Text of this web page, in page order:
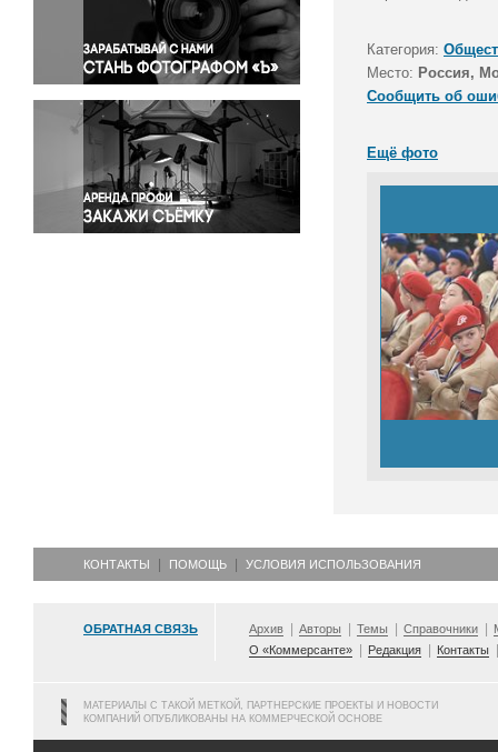
Правосудие
Происшествия и конфликты
Религия
Светская жизнь
Спорт
Экология
Экономика и бизнес
Категория:
Место: Россия,
Сообщить об
Ещё фото
КОНТАКТЫ ПОМОЩЬ УСЛОВИЯ ИСПОЛЬЗОВАНИЯ
ОБРАТНАЯ СВЯЗЬ Архив Авторы Темы Справочники
О «Коммерсанте»
Редакция Контакты
МАТЕРИАЛЫ С ТАКОЙ МЕТКОЙ, ПАРТНЕРСКИЕ ПРОЕКТЫ И НОВОСТИ
КОМПАНИЙ ОПУБЛИКОВАНЫ НА КОММЕРЧЕСКОЙ ОСНОВЕ